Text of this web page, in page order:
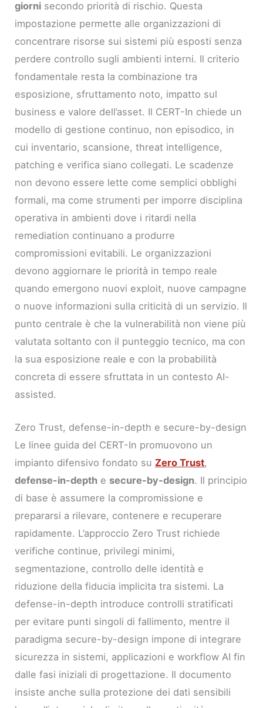
giorni secondo priorità di rischio. Questa
impostazione permette alle organizzazioni di
concentrare risorse sui sistemi più esposti senza
perdere controllo sugli ambienti interni. Il criterio
fondamentale resta la combinazione tra
esposizione, sfruttamento noto, impatto sul
business e valore dell’asset. Il CERT-In chiede un
modello di gestione continuo, non episodico, in
cui inventario, scansione, threat intelligence,
patching e verifica siano collegati. Le scadenze
non devono essere lette come semplici obblighi
formali, ma come strumenti per imporre disciplina
operativa in ambienti dove i ritardi nella
remediation continuano a produrre
compromissioni evitabili. Le organizzazioni
devono aggiornare le priorità in tempo reale
quando emergono nuovi exploit, nuove campagne
o nuove informazioni sulla criticità di un servizio. Il
punto centrale è che la vulnerabilità non viene più
valutata soltanto con il punteggio tecnico, ma con
la sua esposizione reale e con la probabilità
concreta di essere sfruttata in un contesto AI-
assisted.
Zero Trust, defense-in-depth e secure-by-design
Le linee guida del CERT-In promuovono un
impianto difensivo fondato suZero Trust,
defense-in-depth e secure-by-design. Il principio
di base è assumere la compromissione e
prepararsi a rilevare, contenere e recuperare
rapidamente. L’approccio Zero Trust richiede
verifiche continue, privilegi minimi,
segmentazione, controllo delle identità e
riduzione della fiducia implicita tra sistemi. La
defense-in-depth introduce controlli stratificati
per evitare punti singoli di fallimento, mentre il
paradigma secure-by-design impone di integrare
sicurezza in sistemi, applicazioni e workflow AI fin
dalle fasi iniziali di progettazione. Il documento
insiste anche sulla protezione dei dati sensibili